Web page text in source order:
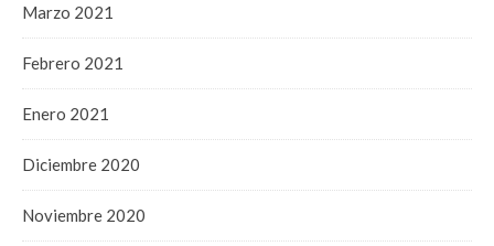
Marzo 2021
Febrero 2021
Enero 2021
Diciembre 2020
Noviembre 2020